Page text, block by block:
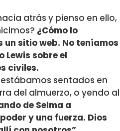
atrás y pienso en ello,
¿Cómo lo
un sitio web. No teníamos
Lewis sobre el
civiles.
sentados en
del almuerzo, o yendo al
de Selma a
y una fuerza. Dios